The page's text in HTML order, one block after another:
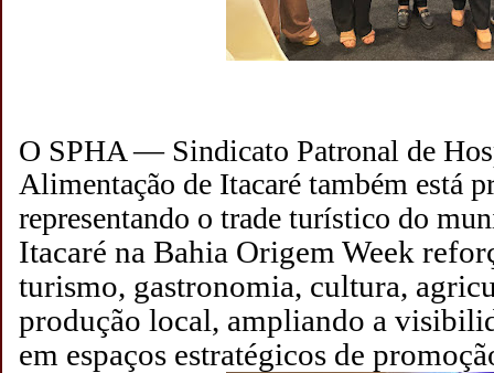
O SPHA — Sindicato Patronal de
Alimentação de Itacaré também está
representando o trade turístico do
Itacaré na Bahia Origem Week
turismo, gastronomia, cultura,
produção local, ampliando a
em espaços estratégicos de